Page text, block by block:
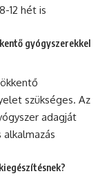
12 hét is
gyógyszerekkel
szükséges. Az
adagját